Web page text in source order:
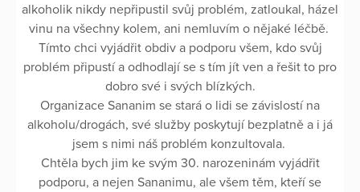
alkoholik nikdy nepřipustil svůj problém, zatloukal, házel
vinu na všechny kolem, ani nemluvím o nějaké léčbě.
Tímto chci vyjádřit obdiv a podporu všem, kdo svůj
problém připustí a odhodlají se s tím jít ven a řešit to pro
dobro své i svých blízkých.
Organizace Sananim se stará o lidi se závislostí na
alkoholu/drogách, své služby poskytují bezplatně a i já
jsem s nimi náš problém konzultovala.
Chtěla bych jim ke svým 30. narozeninám vyjádřit
podporu, a nejen Sananimu, ale všem těm, kteří se